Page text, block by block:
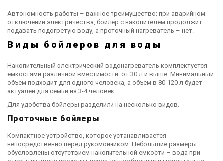
Автономность работы – важное преимущество: при аварийном
отключении электричества, бойлер с накопителем продолжит
подавать подогретую воду, а проточный нагреватель – нет.
Виды бойлеров для воды
Накопительный электрический водонагреватель комплектуется
емкостями различной вместимости: от 30 л и выше. Минимальный
объем подходит для одного человека, а объем в 80-120 л будет
актуален для семьи из 3-4 человек.
Для удобства бойлеры разделили на несколько видов.
Проточные бойлеры
Компактное устройство, которое устанавливается
непосредственно перед рукомойником. Небольшие размеры
обусловлены отсутствием накопительной емкости – вода при